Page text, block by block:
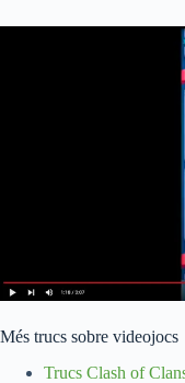
Més trucs sobre videojocs
Trucs Clash of